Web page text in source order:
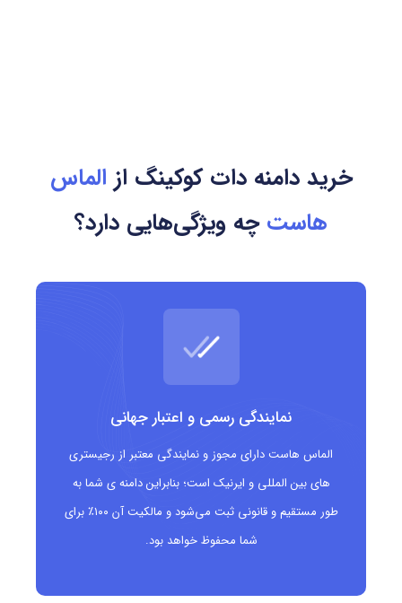
امکان تمدید، انتقال و حفاظت حریم خصوصی WHOIS
بدون نیاز به مدارک خاص
مزایای دامنه .cooking
انتقال سریع مفهوم آشپزی و خوراکی‌ها
افزایش اعتبار در حوزه غذایی و آشپزی
خرید دامنه دات کوکینگ از الماس
هاست چه ویژگی‌هایی دارد؟
نمایندگی رسمی و اعتبار جهانی
الماس هاست دارای مجوز و نمایندگی معتبر از رجیستری
های بین المللی و ایرنیک است؛ بنابراین دامنه ی شما به
طور مستقیم و قانونی ثبت می‌شود و مالکیت آن ۱۰۰٪ برای
شما محفوظ خواهد بود.